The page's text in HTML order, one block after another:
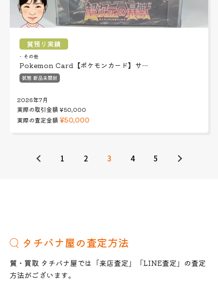
質預り実績
その他
Pokemon Card【ポケモンカード】サ…
状態 新品未開封
2026年7月
実際の取引金額¥50,000
実際の査定金額 ¥50,000
1 2 3 4 5
タチバナ屋の査定方法
質・買取 タチバナ屋では「来店査定」「LINE査定」の査定
方法がございます。